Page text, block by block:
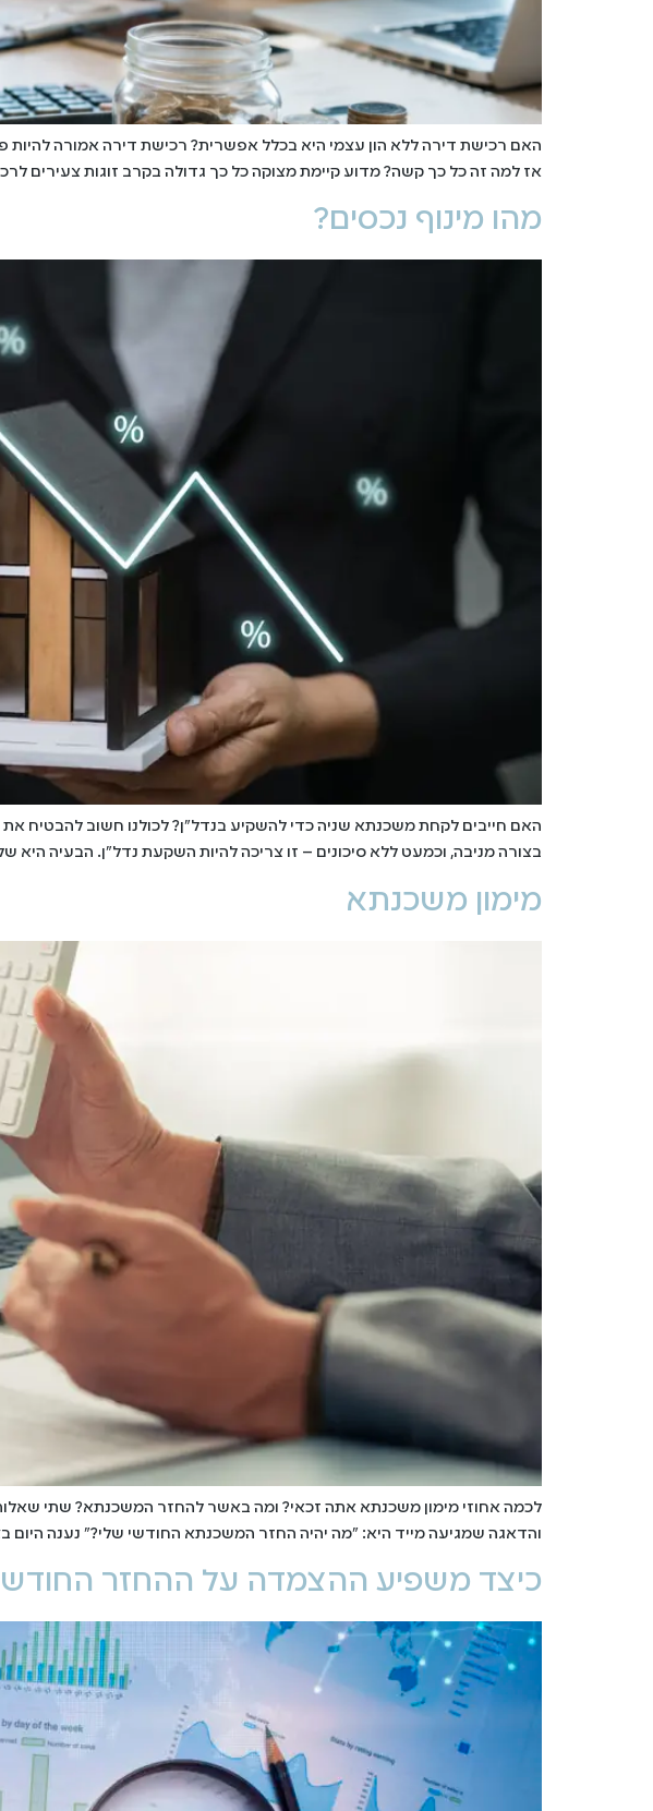
האם רכישת דירה ללא הון עצמי היא בכלל אפשרית? רכישת דירה אמורה
אז למה זה כל כך קשה? מדוע קיימת מצוקה כל כך גדולה בקרב זוגות צעירים
מהו מינוף נכסים?
האם חייבים לקחת משכנתא שניה כדי להשקיע בנדל"ן? לכולנו חשוב להבטיח
בצורה מניבה, וכמעט ללא סיכונים – זו צריכה להיות השקעת נדל"ן. הבעיה
מימון משכנתא
לכמה אחוזי מימון משכנתא אתה זכאי? ומה באשר להחזר המשכנתא? שתי
והדאגה שמגיעה מייד היא: "מה יהיה החזר המשכנתא החודשי שלי?" נענה היום בצורה קצרה אך מדויקת על השתיים.
כיצד משפיע ההצמדה על ההחזר